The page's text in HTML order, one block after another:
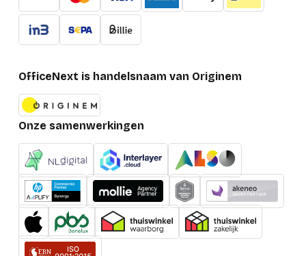
OfficeNext is handelsnaam van Originem
Onze samenwerkingen